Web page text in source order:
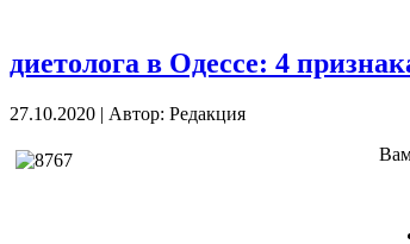
диетолога в Одессе: 4
27.10.2020 | Автор: Редакция